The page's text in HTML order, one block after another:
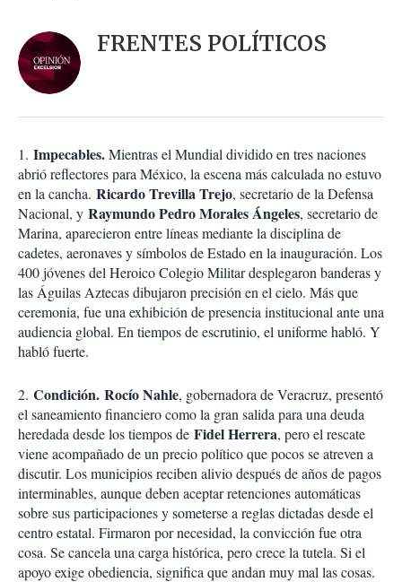
o
n
e
s
o
m
p
a
r
i
r
a
r
FRENTES POLÍTICOS
1. Impecables.Mientras el Mundial dividido en tres naciones
abrió reflectores para México, la escena más calculada no estuvo
en la cancha. Ricardo Trevilla Trejo, secretario de la Defensa
Nacional, y Raymundo Pedro Morales Ángeles, secretario de
Marina, aparecieron entre líneas mediante la disciplina de
cadetes, aeronaves y símbolos de Estado en la inauguración. Los
400 jóvenes del Heroico Colegio Militar desplegaron banderas y
las Águilas Aztecas dibujaron precisión en el cielo. Más que
ceremonia, fue una exhibición de presencia institucional ante una
audiencia global. En tiempos de escrutinio, el uniforme habló. Y
habló fuerte.
2. Condición. Rocío Nahle, gobernadora de Veracruz, presentó
el saneamiento financiero como la gran salida para una deuda
heredada desde los tiempos de Fidel Herrera, pero el rescate
viene acompañado de un precio político que pocos se atreven a
discutir. Los municipios reciben alivio después de años de pagos
interminables, aunque deben aceptar retenciones automáticas
sobre sus participaciones y someterse a reglas dictadas desde el
centro estatal. Firmaron por necesidad, la convicción fue otra
cosa. Se cancela una carga histórica, pero crece la tutela. Si el
apoyo exige obediencia, significa que andan muy mal las cosas.